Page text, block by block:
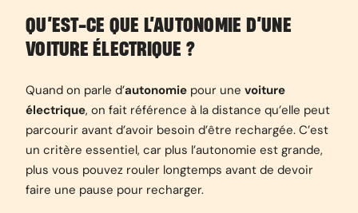
QU’EST-CE QUE L’AUTONOMIE D’UNE
VOITURE ÉLECTRIQUE ?
Quand on parle d’autonomie pour une voiture
électrique, on fait référence à la distance qu’elle peut
parcourir avant d’avoir besoin d’être rechargée. C’est
un critère essentiel, car plus l’autonomie est grande,
plus vous pouvez rouler longtemps avant de devoir
faire une pause pour recharger.